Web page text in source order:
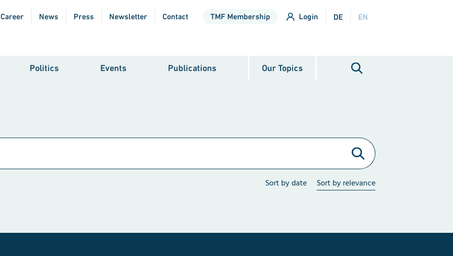
Career News Press Newsletter Contact TMF Membership Login DE EN
Politics Events Publications Our Topics
Sort by date Sort by relevance